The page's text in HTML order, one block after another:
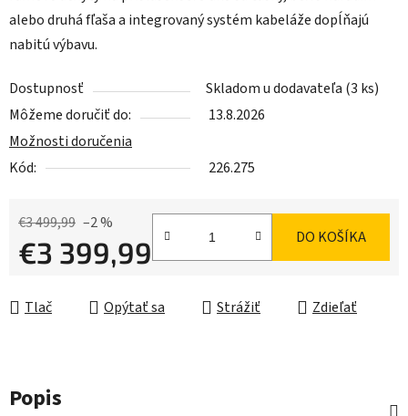
alebo druhá fľaša a integrovaný systém kabeláže dopĺňajú
nabitú výbavu.
Dostupnosť Skladom u dodavateľa (3 ks)
Môžeme doručiť do:
13.8.2026
Možnosti doručenia
Kód:
226.275
€3 499,99 –2 %
€3 399,99 DO KOŠÍKA
Tlač Opýtať sa Strážiť Zdieľať
Popis